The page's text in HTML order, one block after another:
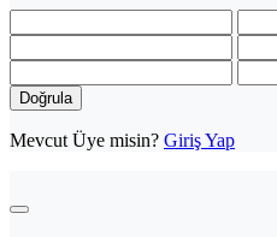
Doğrula
Mevcut Üye misin? Giriş Yap